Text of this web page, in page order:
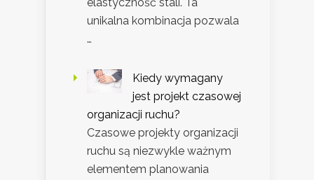
elastyczność stali. Ta
unikalna kombinacja pozwala
…
Kiedy wymagany
jest projekt czasowej
organizacji ruchu?
Czasowe projekty organizacji
ruchu są niezwykle ważnym
elementem planowania